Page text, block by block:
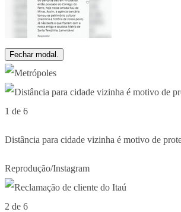
Fechar modal.
1 de 6
Distância para cidade vizinha é motivo de
Reprodução/Instagram
2 de 6